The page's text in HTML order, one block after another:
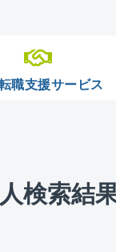
職支援サービス
検索結